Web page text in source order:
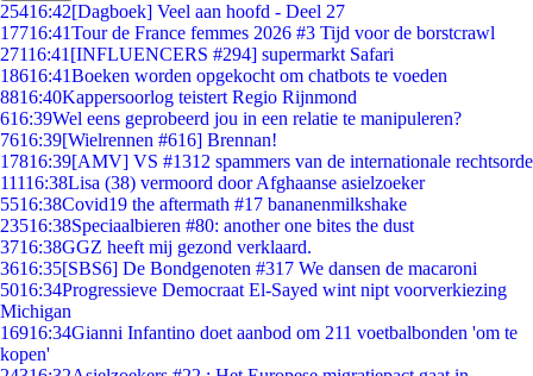
25416:42[Dagboek] Veel aan hoofd - Deel 27
17716:41Tour de France femmes 2026 #3 Tijd voor de borstcrawl
27116:41 [INFLUENCERS #294] supermarkt Safari
18616:41Boeken worden opgekocht om chatbots te voeden
8816:40Kappersoorlog teistert Regio Rijnmond
616:39Wel eens geprobeerd jou in een relatie te manipuleren?
7616:39[Wielrennen #616] Brennan!
17816:39[AMV] VS #1312 spammers van de internationale rechtsorde
11116:38Lisa (38) vermoord door Afghaanse asielzoeker
5516:38Covid19 the aftermath #17 bananenmilkshake
23516:38Speciaalbieren #80: another one bites the dust
3716:38GGZ heeft mij gezond verklaard.
3616:35[SBS6] De Bondgenoten #317 We dansen de macaroni
5016:34Progressieve Democraat El-Sayed wint nipt voorverkiezing
Michigan
16916:34Gianni Infantino doet aanbod om 211 voetbalbonden 'om te
kopen'